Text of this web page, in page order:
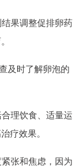
果调整促排卵药
及时了解卵泡的
理饮食、适量运
疗效果。
张和焦虑，因为